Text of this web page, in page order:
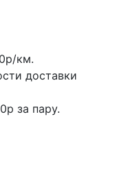
км.
доставки
за пару.